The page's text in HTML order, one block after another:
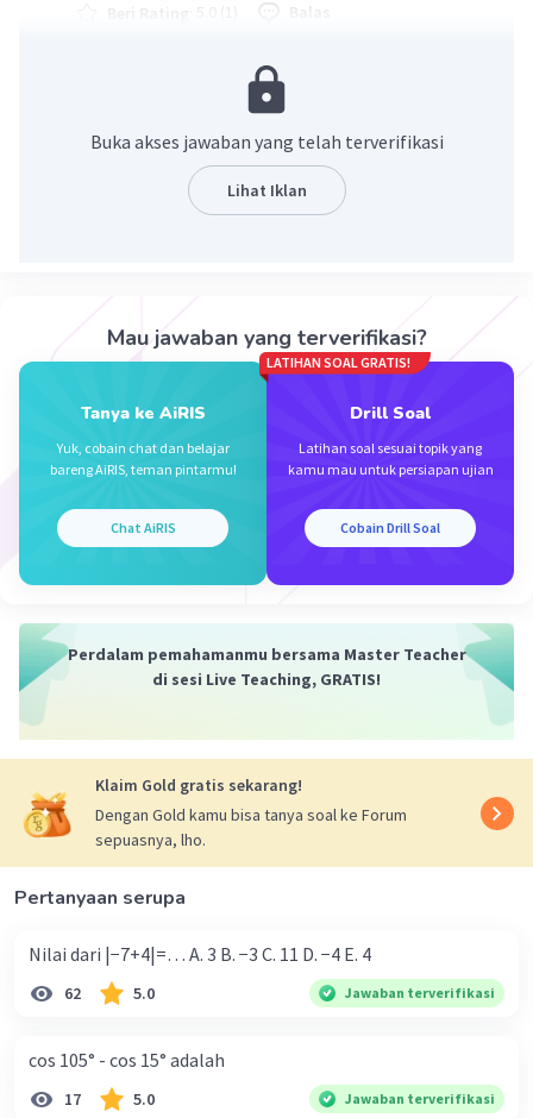
5.0 1 Balas
Level 8
ada rumus lebih jelasnya ga kak?
— Tampilkan 1 balasan lainnya
Iklan
Buka akses jawaban yang telah terverifikasi
Lihat Iklan
Mau jawaban yang terverifikasi?
Tanya ke AiRIS
Yuk, cobain chat dan belajar
bareng AiRIS, teman pintarmu!
Chat AiRIS
LATIHAN SOAL GRATIS!
Drill Soal
Latihan soal sesuai topik yang
kamu mau untuk persiapan ujian
Cobain Drill Soal
Perdalam pemahamanmu bersama Master Teacher
di sesi Live Teaching, GRATIS!
Klaim Gold gratis sekarang!
Dengan Gold kamu bisa tanya soal ke Forum
sepuasnya, lho.
Pertanyaan serupa
Nilai dari |−7+4|=… A. 3 B. −3 C. 11 D. −4 E. 4
62 5.0 Jawaban terverifikasi
cos 105° - cos 15° adalah
17 5.0 Jawaban terverifikasi